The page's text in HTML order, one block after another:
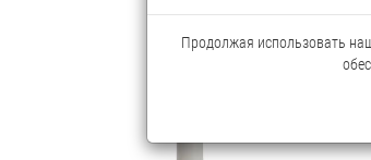
Продолжая использовать